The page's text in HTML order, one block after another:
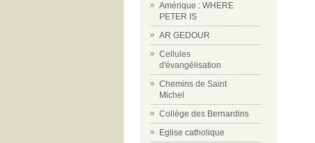
Amérique : WHERE
PETER IS
AR GEDOUR
Cellules
d'évangélisation
Chemins de Saint
Michel
Collège des Bernardins
Eglise catholique